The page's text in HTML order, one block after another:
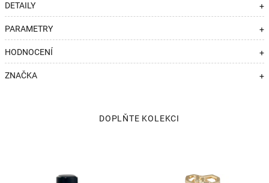
DETAILY +
PARAMETRY +
HODNOCENÍ +
ZNAČKA +